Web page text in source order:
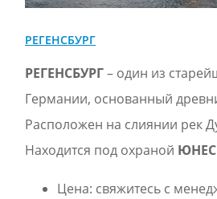
РЕГЕНСБУРГ
РЕГЕНСБУРГ– один из
Германии, основанный
Расположен на слиянии рек
Находится под охраной
Цена: свяжитесь с